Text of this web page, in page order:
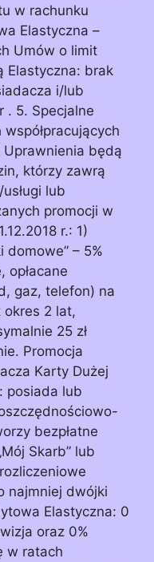
w rachunku
Elastyczna –
Umów o limit
Elastyczna: brak
i/lub
. 5. Specjalne
będą
którzy zawrą
lub
promocji w
r.: 1)
domowe” – 5%
opłacane
gaz, telefon) na
2 lat,
25 zł
Promocja
Karty Dużej
posiada lub
bezpłatne
Skarb” lub
najmniej dwójki
Elastyczna: 0
oraz 0%
w ratach